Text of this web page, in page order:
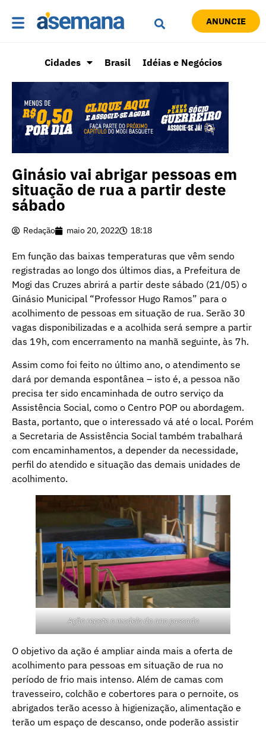
ANUNCIE
Cidades Brasil Idéias e Negócios
Ginásio vai abrigar pessoas em
situação de rua a partir deste
sábado
Redação maio 20, 2022 18:18
Em função das baixas temperaturas que vêm sendo
registradas ao longo dos últimos dias, a Prefeitura de
Mogi das Cruzes abrirá a partir deste sábado (21/05) o
Ginásio Municipal “Professor Hugo Ramos” para o
acolhimento de pessoas em situação de rua. Serão 30
vagas disponibilizadas e a acolhida será sempre a partir
das 19h, com encerramento na manhã seguinte, às 7h.
Assim como foi feito no último ano, o atendimento se
dará por demanda espontânea – isto é, a pessoa não
precisa ter sido encaminhada de outro serviço da
Assistência Social, como o Centro POP ou abordagem.
Basta, portanto, que o interessado vá até o local. Porém
a Secretaria de Assistência Social também trabalhará
com encaminhamentos, a depender da necessidade,
perfil do atendido e situação das demais unidades de
acolhimento.
Ação repete o modelo do ano passado
O objetivo da ação é ampliar ainda mais a oferta de
acolhimento para pessoas em situação de rua no
período de frio mais intenso. Além de camas com
travesseiro, colchão e cobertores para o pernoite, os
abrigados terão acesso à higienização, alimentação e
terão um espaço de descanso, onde poderão assistir